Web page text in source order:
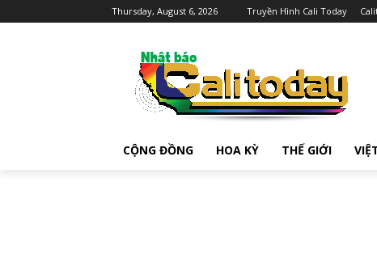
Thursday, August 6, 2026 Truyền Hình Cali Today
CỘNG ĐỒNG HOA KỲ THẾ GIỚI